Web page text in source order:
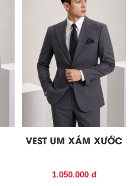
VEST UM XÁM XƯỚC
1.050.000 đ